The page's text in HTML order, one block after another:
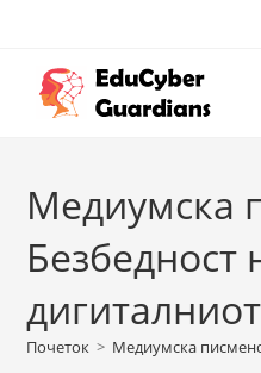
Медиумска
Безбедност
Почеток > Медиумска